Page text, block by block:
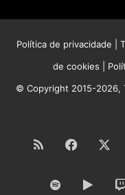
Política de privacidade
de cookies
© Copyright 2015-2026,
RSS
Spotify